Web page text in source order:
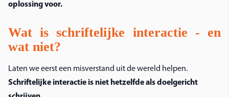
oplossing voor.
Wat is schriftelijke interactie - en
wat niet?
Laten we eerst een misverstand uit de wereld helpen.
Schriftelijke interactie is niet hetzelfde als doelgericht